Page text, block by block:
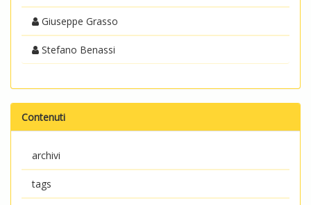
Giuseppe Grasso
Stefano Benassi
Contenuti
archivi
tags